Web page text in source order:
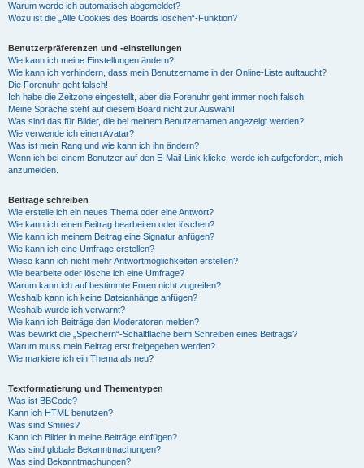
Warum werde ich automatisch abgemeldet?
Wozu ist die „Alle Cookies des Boards löschen“-Funktion?
Benutzerpräferenzen und -einstellungen
Wie kann ich meine Einstellungen ändern?
Wie kann ich verhindern, dass mein Benutzername in der Online-Liste auftaucht?
Die Forenuhr geht falsch!
Ich habe die Zeitzone eingestellt, aber die Forenuhr geht immer noch falsch!
Meine Sprache steht auf diesem Board nicht zur Auswahl!
Was sind das für Bilder, die bei meinem Benutzernamen angezeigt werden?
Wie verwende ich einen Avatar?
Was ist mein Rang und wie kann ich ihn ändern?
Wenn ich bei einem Benutzer auf den E-Mail-Link klicke, werde ich aufgefordert, mich
anzumelden.
Beiträge schreiben
Wie erstelle ich ein neues Thema oder eine Antwort?
Wie kann ich einen Beitrag bearbeiten oder löschen?
Wie kann ich meinem Beitrag eine Signatur anfügen?
Wie kann ich eine Umfrage erstellen?
Wieso kann ich nicht mehr Antwortmöglichkeiten erstellen?
Wie bearbeite oder lösche ich eine Umfrage?
Warum kann ich auf bestimmte Foren nicht zugreifen?
Weshalb kann ich keine Dateianhänge anfügen?
Weshalb wurde ich verwarnt?
Wie kann ich Beiträge den Moderatoren melden?
Was bewirkt die „Speichern“-Schaltfläche beim Schreiben eines Beitrags?
Warum muss mein Beitrag erst freigegeben werden?
Wie markiere ich ein Thema als neu?
Textformatierung und Thementypen
Was ist BBCode?
Kann ich HTML benutzen?
Was sind Smilies?
Kann ich Bilder in meine Beiträge einfügen?
Was sind globale Bekanntmachungen?
Was sind Bekanntmachungen?